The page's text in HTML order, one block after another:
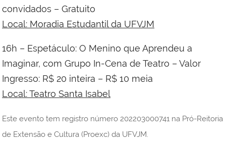
convidados – Gratuito
Local: Moradia Estudantil da UFVJM
16h – Espetáculo: O Menino que Aprendeu a
Imaginar, com Grupo In-Cena de Teatro – Valor
Ingresso: R$ 20 inteira – R$ 10 meia
Local: Teatro Santa Isabel
Este evento tem registro número 202203000741 na Pró-Reitoria
de Extensão e Cultura (Proexc) da UFVJM.